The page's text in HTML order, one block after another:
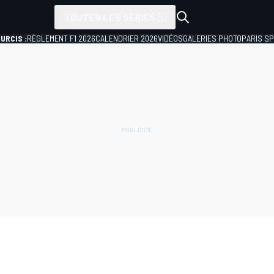
:RÈGLEMENT F1 2026CALENDRIER 2026VIDÉOSGALERIES PHOTOPARIS